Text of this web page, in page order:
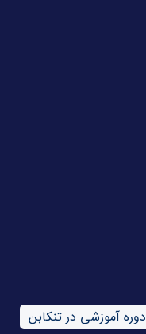
دوره آموزشی در تنکابن